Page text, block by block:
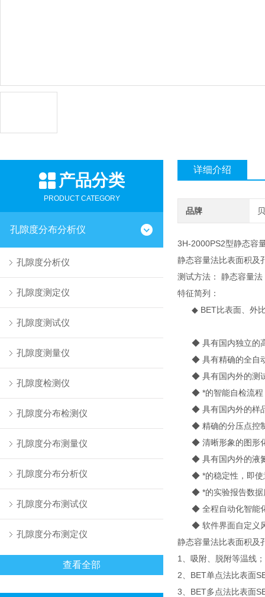
产品分类
PRODUCT CATEGORY
孔隙度分布分析仪
孔隙度分析仪
孔隙度测定仪
孔隙度测试仪
孔隙度测量仪
孔隙度检测仪
孔隙度分布检测仪
孔隙度分布测量仪
孔隙度分布分析仪
孔隙度分布测试仪
孔隙度分布测定仪
查看全部
详细介绍
品牌
3H-2000PS2型静态容
静态容量法比表面积及
测试方法： 静态容量法
特征简列：
◆ BET比表面、外比
◆ 具有国内独立的高
◆ 具有精确的全自动
◆ 具有国内外的测试
◆ *的智能自检流程
◆ 具有国内外的样品
◆ 精确的分压点控制
◆ 清晰形象的图形化
◆ 具有国内外的液氮
◆ *的稳定性，即使
◆ *的实验报告数据
◆ 全程自动化智能化
◆ 软件界面自定义
静态容量法比表面积及
1、吸附、脱附等温线；
2、BET单点法比表面
3、BET多点法比表